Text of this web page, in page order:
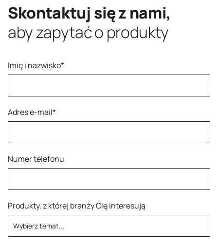
Skontaktuj się z nami,
aby zapytać o produkty
Imię i nazwisko*
Adres e-mail*
Numer telefonu
Produkty, z której branży Cię interesują